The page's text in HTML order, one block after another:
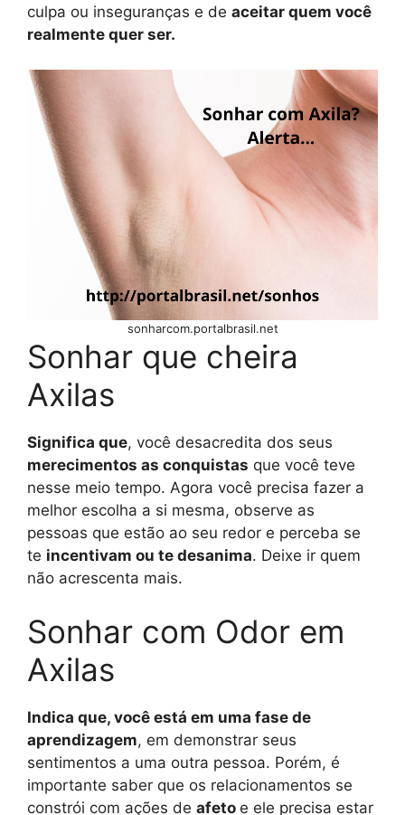
culpa ou inseguranças e de aceitar quem você
realmente quer ser.
sonharcom.portalbrasil.net
Sonhar que cheira
Axilas
Significa que, você desacredita dos seus
merecimentos as conquistas que você teve
nesse meio tempo. Agora você precisa fazer a
melhor escolha a si mesma, observe as
pessoas que estão ao seu redor e perceba se
te incentivam ou te desanima. Deixe ir quem
não acrescenta mais.
Sonhar com Odor em
Axilas
Indica que, você está em uma fase de
aprendizagem, em demonstrar seus
sentimentos a uma outra pessoa. Porém, é
importante saber que os relacionamentos se
constrói com ações de afeto e ele precisa estar